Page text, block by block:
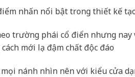
nhấn nổi bật trong thiết kế
trường phái cổ điển nhưng nay
mới lạ đậm chất độc đáo
nánh nhìn nên với kiểu cửa